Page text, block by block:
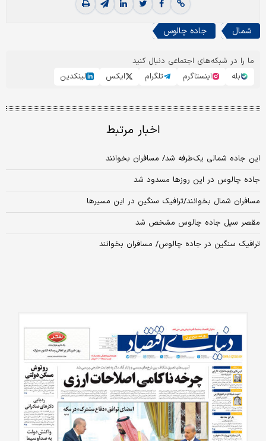
شمال جاده چالوس
ما را در شبکه‌های اجتماعی دنبال کنید
بله
اینستاگرم تلگرام ایکس لینکدین
اخبار مرتبط
این جاده شمالی یک‌طرفه شد/ مسافران بخوانند
جاده چالوس در این روزها مسدود شد
مسافران شمال بخوانند/ترافیک سنگین در این مسیرها
مقصر سیل جاده چالوس مشخص شد
ترافیک سنگین در جاده چالوس/ مسافران بخوانند